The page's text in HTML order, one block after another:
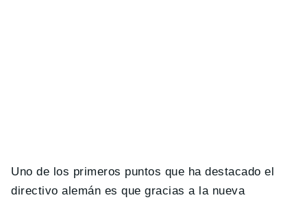
Uno de los primeros puntos que ha destacado el
directivo alemán es que gracias a la nueva